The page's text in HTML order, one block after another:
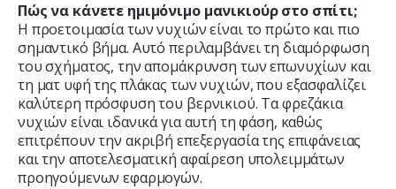
Πώς να κάνετε ημιμόνιμο μανικιούρ στο σπίτι;
Η προετοιμασία των νυχιών είναι το πρώτο και πιο
σημαντικό βήμα. Αυτό περιλαμβάνει τη διαμόρφωση
του σχήματος, την απομάκρυνση των επωνυχίων και
τη ματ υφή της πλάκας των νυχιών, που εξασφαλίζει
καλύτερη πρόσφυση του βερνικιού. Τα φρεζάκια
νυχιών είναι ιδανικά για αυτή τη φάση, καθώς
επιτρέπουν την ακριβή επεξεργασία της επιφάνειας
και την αποτελεσματική αφαίρεση υπολειμμάτων
προηγούμενων εφαρμογών.